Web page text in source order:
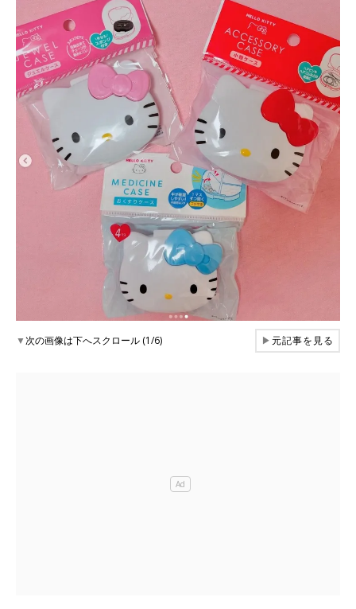
▼次の画像は下へスクロール (1/6) ▶元記事を見る